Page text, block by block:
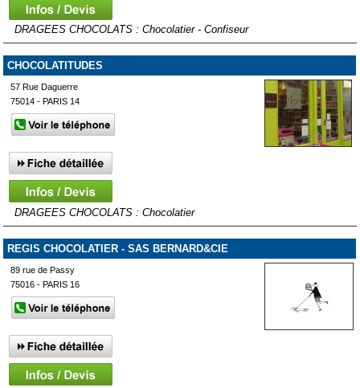
DRAGEES CHOCOLATS : Chocolatier - Confiseur
CHOCOLATITUDES
57 Rue Daguerre
75014 - PARIS 14
DRAGEES CHOCOLATS : Chocolatier
REGIS CHOCOLATIER - SAS BERNARD&CIE
89 rue de Passy
75016 - PARIS 16